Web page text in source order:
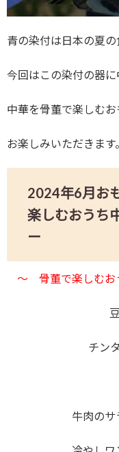
青の染付は日本の夏
今回はこの染付の器に
中華を骨董で楽しむお
お楽しみいただきます。
2024年6月お
楽しむおうち
ー
～ 骨董で楽しむお
チン
牛肉のサ